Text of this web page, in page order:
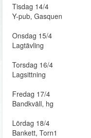
Tisdag 14/4
Y-pub, Gasquen
Onsdag 15/4
Lagtävling
Torsdag 16/4
Lagsittning
Fredag 17/4
Bandkväll, hg
Lördag 18/4
Bankett, Torn1